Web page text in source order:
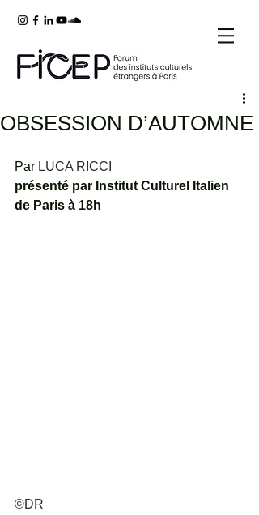
OBSESSION D’AUTOMNE
Par LUCA RICCI
présenté par Institut Culturel Italien
de Paris à 18h
©DR